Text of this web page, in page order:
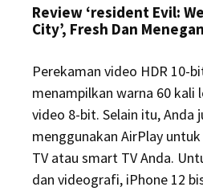
Review ‘resident Evil:
City’, Fresh Dan
Perekaman video HDR 10-
menampilkan warna 60 kali
video 8-bit. Selain itu, Anda
menggunakan AirPlay
TV atau smart TV Anda.
dan videografi, iPhone 12